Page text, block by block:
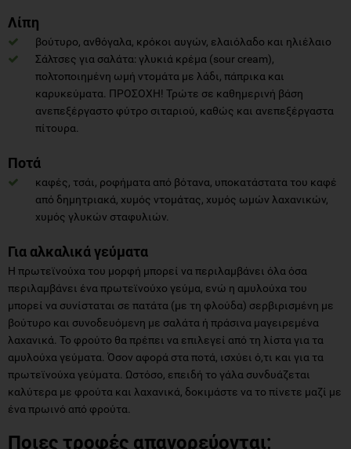
Λίπη
βούτυρο, ανθόγαλα, κρόκοι αυγών, ελαιόλαδο και ηλιέλαιο
Σάλτσες για σαλάτα: γλυκιά κρέμα (sour cream),
πολτοποιημένη ωμή ντομάτα με λάδι, πάπρικα και
καρυκεύματα. ΠΡΟΣΟΧΗ! Τρώτε σε καθημερινή βάση
ανεπεξέργαστο φύτρο σιταριού, καθώς και ανεπεξέργαστα
πίτουρα.
Ποτά
καφές, τσάι, ροφήματα από βότανα, υποκατάστατα του καφέ
από δημητριακά, χυμός ντομάτας, χυμός ωμών λαχανικών,
χυμός γλυκών σταφυλιών.
Για αλκαλικά γεύματα
Η πρωτεϊνούχα του μορφή μπορεί να περιλαμβάνει όλα όσα
περιλαμβάνει ένα πρωτεϊνούχο γεύμα, ενώ η αμυλούχα του
μπορεί να συνίσταται σε πατάτα (με τη φλούδα) σερβιρισμένη με
βούτυρο και συνοδευόμενη με σαλάτα ή πράσινα μαγειρεμένα
λαχανικά. Το φρούτο θα πρέπει να επιλεγεί από τη λίστα για τα
αμυλούχα γεύματα. Όσον αφορά στα ποτά, ισχύει ό,τι και για τα
πρωτεϊνούχα γεύματα. Ωστόσο, επειδή το γάλα συνδυάζεται
καλύτερα με φρούτα και λαχανικά, δοκιμάστε να το πίνετε μαζί με
ένα πρωινό από φρούτα.
Ποιες τροφές απαγορεύονται;